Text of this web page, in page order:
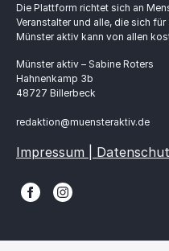
Die Plattform richtet sich an
Veranstalter und alle, die sich
Münster aktiv kann von allen
Münster aktiv – Sabine Roters
Hahnenkamp 3b
48727 Billerbeck
redaktion@muensteraktiv.de
Impressum |